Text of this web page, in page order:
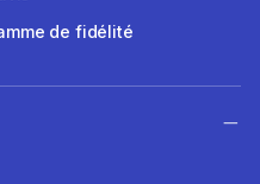
de fidélité